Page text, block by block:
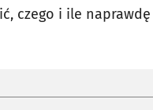
czego i ile